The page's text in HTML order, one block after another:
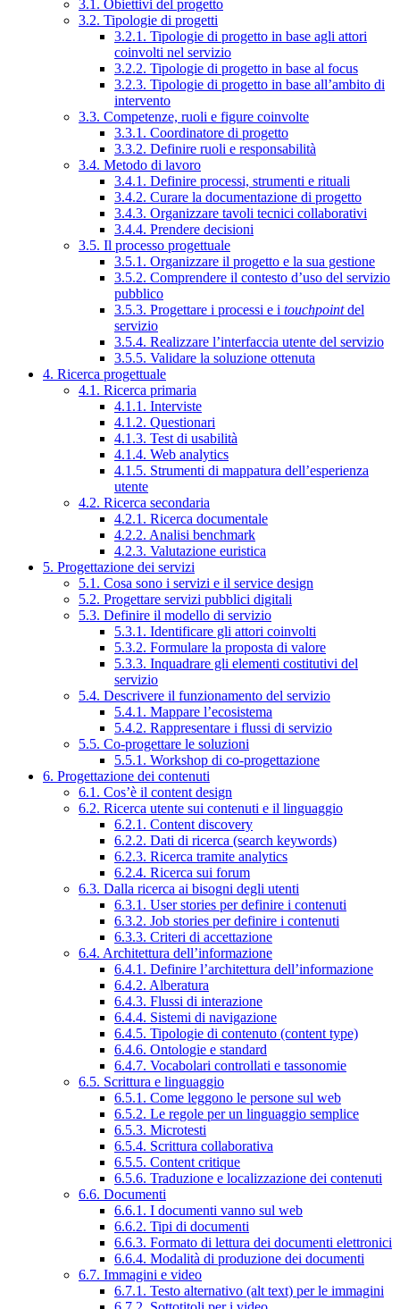
3.1. Obiettivi del progetto
3.2. Tipologie di progetti
3.2.1. Tipologie di progetto in base agli attori
coinvolti nel servizio
3.2.2. Tipologie di progetto in base al focus
3.2.3. Tipologie di progetto in base all’ambito di
intervento
3.3. Competenze, ruoli e figure coinvolte
3.3.1. Coordinatore di progetto
3.3.2. Definire ruoli e responsabilità
3.4. Metodo di lavoro
3.4.1. Definire processi, strumenti e rituali
3.4.2. Curare la documentazione di progetto
3.4.3. Organizzare tavoli tecnici collaborativi
3.4.4. Prendere decisioni
3.5. Il processo progettuale
3.5.1. Organizzare il progetto e la sua gestione
3.5.2. Comprendere il contesto d’uso del servizio
pubblico
3.5.3. Progettare i processi e i touchpointdel
servizio
3.5.4. Realizzare l’interfaccia utente del servizio
3.5.5. Validare la soluzione ottenuta
4. Ricerca progettuale
4.1. Ricerca primaria
4.1.1. Interviste
4.1.2. Questionari
4.1.3. Test di usabilità
4.1.4. Web analytics
4.1.5. Strumenti di mappatura dell’esperienza
utente
4.2. Ricerca secondaria
4.2.1. Ricerca documentale
4.2.2. Analisi benchmark
4.2.3. Valutazione euristica
5. Progettazione dei servizi
5.1. Cosa sono i servizi e il service design
5.2. Progettare servizi pubblici digitali
5.3. Definire il modello di servizio
5.3.1. Identificare gli attori coinvolti
5.3.2. Formulare la proposta di valore
5.3.3. Inquadrare gli elementi costitutivi del
servizio
5.4. Descrivere il funzionamento del servizio
5.4.1. Mappare l’ecosistema
5.4.2. Rappresentare i flussi di servizio
5.5. Co-progettare le soluzioni
5.5.1. Workshop di co-progettazione
6. Progettazione dei contenuti
6.1. Cos’è il content design
6.2. Ricerca utente sui contenuti e il linguaggio
6.2.1. Content discovery
6.2.2. Dati di ricerca (search keywords)
6.2.3. Ricerca tramite analytics
6.2.4. Ricerca sui forum
6.3. Dalla ricerca ai bisogni degli utenti
6.3.1. User stories per definire i contenuti
6.3.2. Job stories per definire i contenuti
6.3.3. Criteri di accettazione
6.4. Architettura dell’informazione
6.4.1. Definire l’architettura dell’informazione
6.4.2. Alberatura
6.4.3. Flussi di interazione
6.4.4. Sistemi di navigazione
6.4.5. Tipologie di contenuto (content type)
6.4.6. Ontologie e standard
6.4.7. Vocabolari controllati e tassonomie
6.5. Scrittura e linguaggio
6.5.1. Come leggono le persone sul web
6.5.2. Le regole per un linguaggio semplice
6.5.3. Microtesti
6.5.4. Scrittura collaborativa
6.5.5. Content critique
6.5.6. Traduzione e localizzazione dei contenuti
6.6. Documenti
6.6.1. I documenti vanno sul web
6.6.2. Tipi di documenti
6.6.3. Formato di lettura dei documenti elettronici
6.6.4. Modalità di produzione dei documenti
6.7. Immagini e video
6.7.1. Testo alternativo (alt text) per le immagini